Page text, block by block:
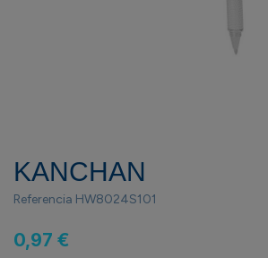
KANCHAN
Referencia HW8024S101
0,97 €